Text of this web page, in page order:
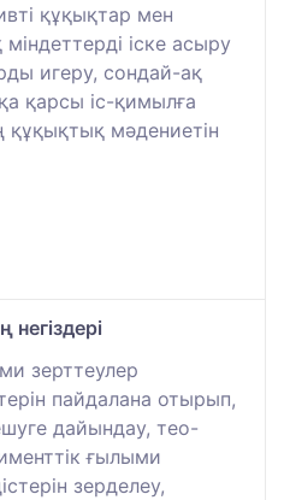
құқықтар мен
іске асыру
игеру, сондай-ақ
қарсы іс-қимылға
құқықтық мәдениетін
зерттеулер
пайдалана отырып,
дайындау, тео-
ғылыми
зерделеу,